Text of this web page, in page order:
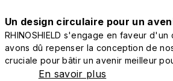
Un design circulaire pour un
RHINOSHIELD s'engage en faveur
avons dû repenser la conception de
cruciale pour bâtir un avenir meilleur
En savoir plus